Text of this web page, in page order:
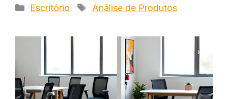
Categorias
Escritório Tags
Análise de Produtos